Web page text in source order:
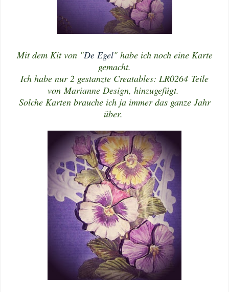
Mit dem Kit von "De Egel" habe ich noch eine Karte
gemacht.
Ich habe nur 2 gestanzte Creatables: LR0264 Teile
von Marianne Design, hinzugefügt.
Solche Karten brauche ich ja immer das ganze Jahr
über.